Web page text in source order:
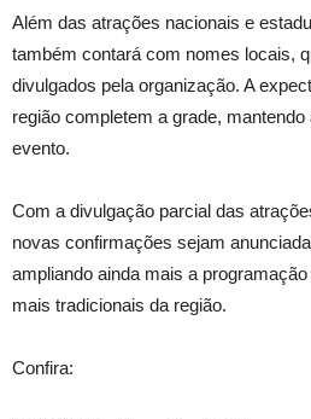
Além das atrações nacionais e
também contará com nomes locais,
divulgados pela organização. A
região completem a grade,
evento.
Com a divulgação parcial das
novas confirmações sejam
ampliando ainda mais a
mais tradicionais da região.
Confira: